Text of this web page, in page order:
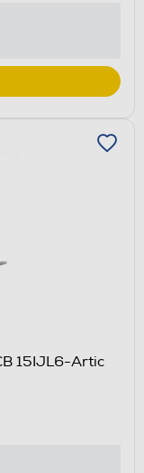
15IJL6-Artic